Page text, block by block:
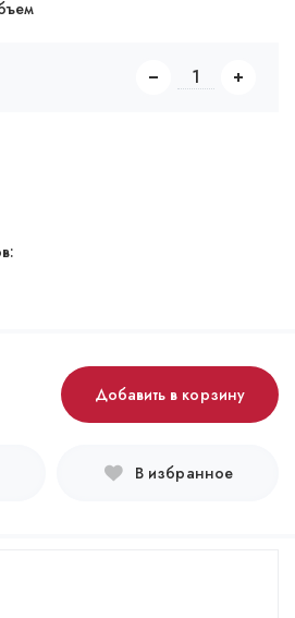
Добавить в корзину
В избранное